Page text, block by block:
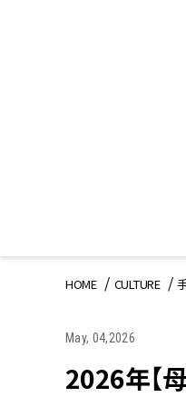
HOME CULTURE
May, 04,2026
2026年【